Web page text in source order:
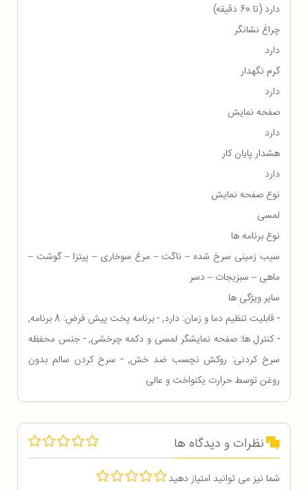
دارد (تا 60 دقیقه)
چراغ نشانگر
دارد
گرم نگهدار
دارد
صفحه نمایش
دارد
هشدار پایان کار
دارد
نوع صفحه نمایش
لمسی
نوع برنامه ها
سیب زمینی سرخ شده – ناگت – مرغ سوخاری – پیتزا – گوشت –
ماهی – سبزیجات – دسر
سایر ویژگی ها
- قابلیت تنظیم دما و زمان: دارد, - برنامه پخت پیش فرض: 8 برنامه,
- کنترل ها: صفحه نمایشگر لمسی و دکمه چرخشی, - جنس محفظه
سرخ کردنی: روکش نچسب ضد خش, - سرخ کردن سالم بدون
روغن توسط حرارت یکنواخت و عالی
نظرات و دیدگاه ها
شما نیز می توانید امتیاز دهید